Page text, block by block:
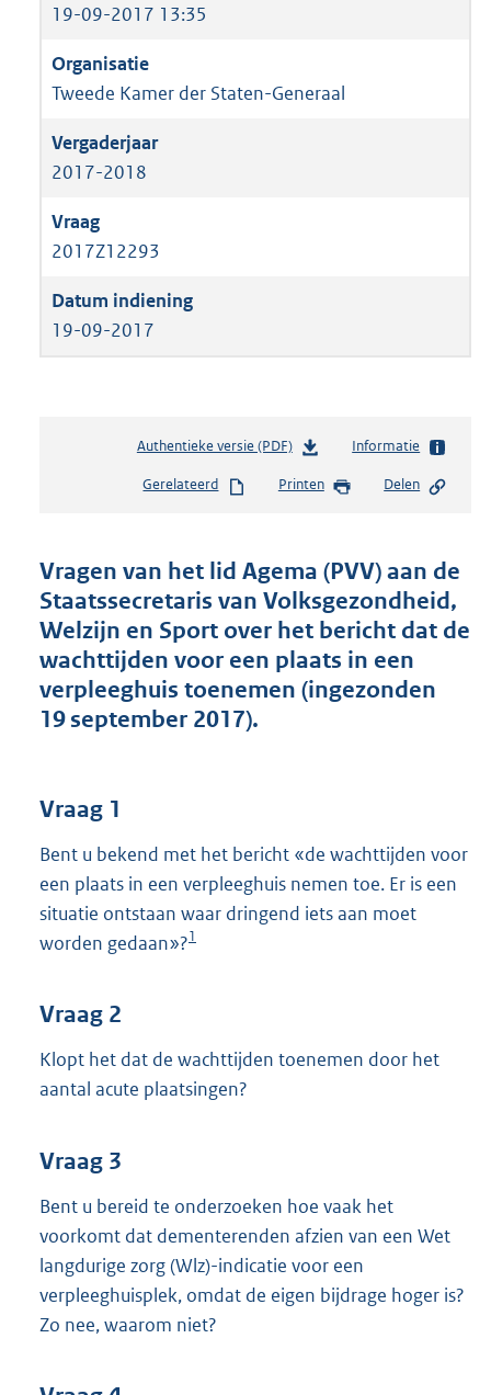
19-09-2017 13:35
Tweede Kamer der Staten-Generaal
2017-2018
2017Z12293
19-09-2017
Authentieke versie (PDF)b
s
d
s
g
r
o
K
b
Informatie
Gerelateerd Printen Delen
Vragen van het lid Agema (PVV) aan de
Staatssecretaris van Volksgezondheid,
Welzijn en Sport over het bericht dat de
wachttijden voor een plaats in een
verpleeghuis toenemen (ingezonden
19 september 2017).
Vraag 1
Bent u bekend met het bericht «de wachttijden voor
een plaats in een verpleeghuis nemen toe. Er is een
situatie ontstaan waar dringend iets aan moet
worden gedaan»?1
Vraag 2
Klopt het dat de wachttijden toenemen door het
aantal acute plaatsingen?
Vraag 3
Bent u bereid te onderzoeken hoe vaak het
voorkomt dat dementerenden afzien van een Wet
langdurige zorg (Wlz)-indicatie voor een
verpleeghuisplek, omdat de eigen bijdrage hoger is?
Zo nee, waarom niet?